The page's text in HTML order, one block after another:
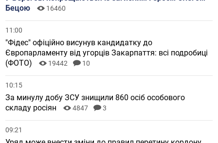
Бецою
16460
11:00
"Фідес" офіційно висунув кандидатку до
Європарламенту від угорців Закарпаття: всі подробиці
(ФОТО)
19442 10
10:15
За минулу добу ЗСУ знищили 860 осіб особового
складу росіян
4847 3
09:21